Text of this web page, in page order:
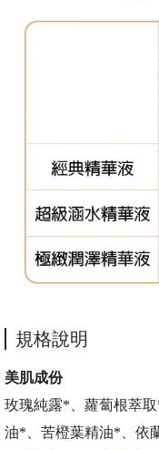
規格說明
美肌成份
玫瑰純露*、蘿蔔根萃
油*、苦橙葉精油*、依